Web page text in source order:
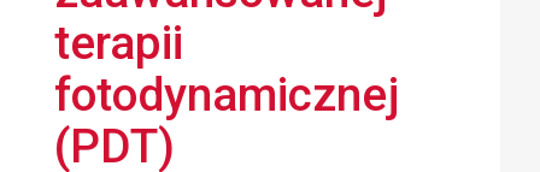
terapii
fotodynamicznej
(PDT)